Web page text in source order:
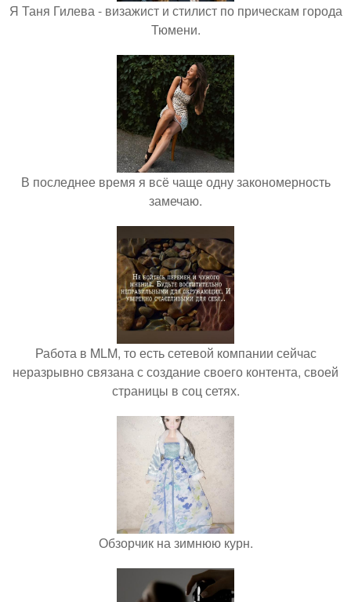
Я Таня Гилева - визажист и стилист по прическам города
Тюмени.
В последнее время я всё чаще одну закономерность
замечаю.
Работа в MLM, то есть сетевой компании сейчас
неразрывно связана с создание своего контента, своей
страницы в соц сетях.
Обзорчик на зимнюю курн.